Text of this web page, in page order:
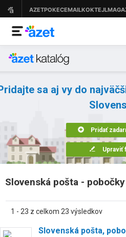
sa aj vy do
Pridať
Upraviť
Slovenská pošta -
1 - 23 z celkom 23 výsledkov
Slovenská pošta,